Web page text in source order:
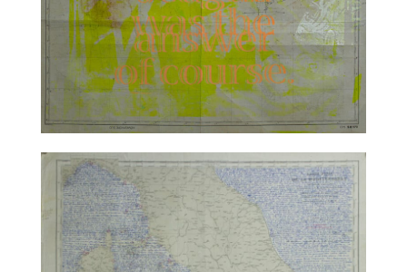
TALC02-20 – Aurore Pallet